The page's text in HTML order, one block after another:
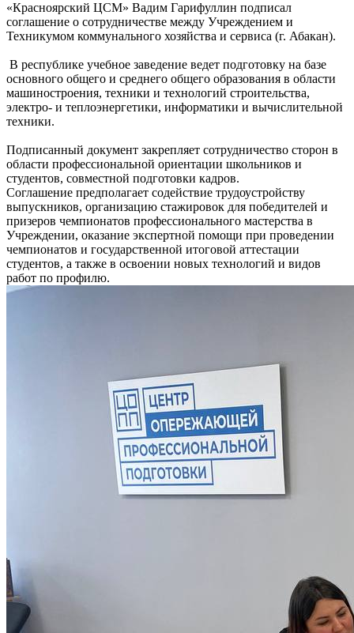
«Красноярский ЦСМ» Вадим Гарифуллин подписал
соглашение о сотрудничестве между Учреждением и
Техникумом коммунального хозяйства и сервиса (г. Абакан).
В республике учебное заведение ведет подготовку на базе
основного общего и среднего общего образования в области
машиностроения, техники и технологий строительства,
электро- и теплоэнергетики, информатики и вычислительной
техники.
Подписанный документ закрепляет сотрудничество сторон в
области профессиональной ориентации школьников и
студентов, совместной подготовки кадров.
Соглашение предполагает содействие трудоустройству
выпускников, организацию стажировок для победителей и
призеров чемпионатов профессионального мастерства в
Учреждении, оказание экспертной помощи при проведении
чемпионатов и государственной итоговой аттестации
студентов, а также в освоении новых технологий и видов
работ по профилю.